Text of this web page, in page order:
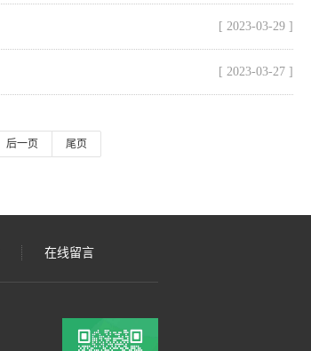
[ 2023-03-29 ]
[ 2023-03-27 ]
后一页 尾页
在线留言